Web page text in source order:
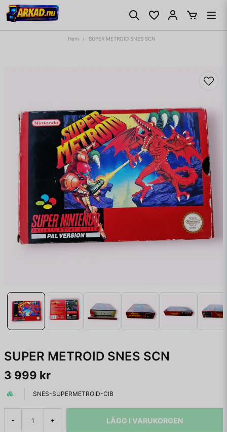
Hem SUPER METROID SNES SCN
SUPER METROID SNES SCN
3 999 kr
SNES-SUPERMETROID-CIB
- + LÄGG I VARUKORGEN